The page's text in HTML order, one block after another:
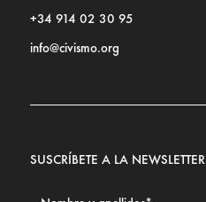
+34 914 02 30 95
info@civismo.org
SUSCRÍBETE A LA NEWSLETTER